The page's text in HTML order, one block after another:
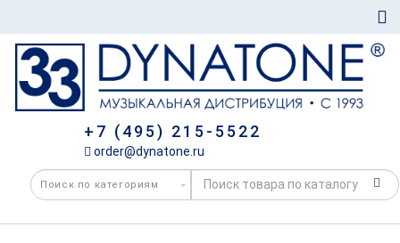
+7 (495) 215-5522
order@dynatone.ru